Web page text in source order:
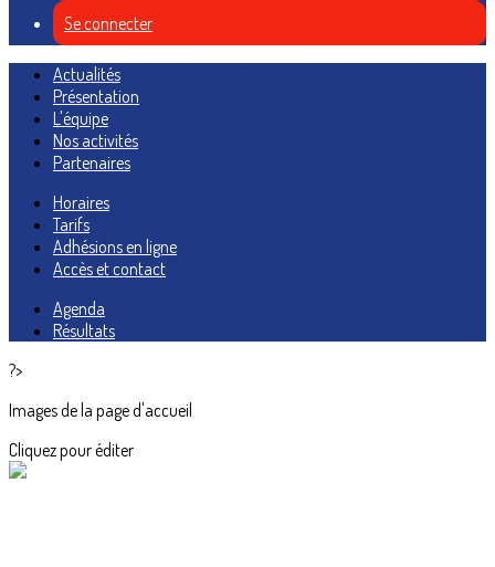
Se connecter
Actualités
Présentation
L'équipe
Nos activités
Partenaires
Horaires
Tarifs
Adhésions en ligne
Accès et contact
Agenda
Résultats
?>
Images de la page d'accueil
Cliquez pour éditer